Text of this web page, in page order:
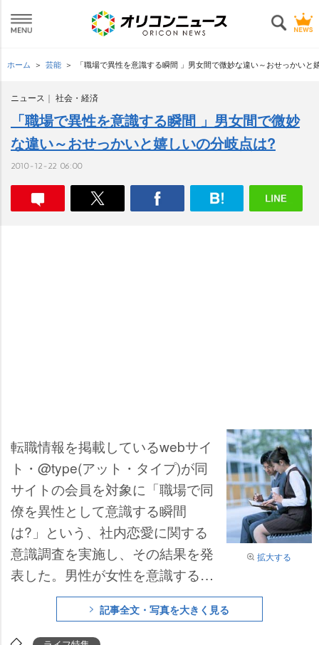
ホーム 芸能 「職場で異性を意識する瞬間 」男女間で微妙な違い～おせっかいと
ニュース 社会・経済
「職場で異性を意識する瞬間 」男女間で微妙
な違い～おせっかいと嬉しいの分岐点は?
2010-12-22 06:00
拡大する
転職情報を掲載しているwebサイ
ト・@type(アット・タイプ)が同
サイトの会員を対象に「職場で同
僚を異性として意識する瞬間
は?」という、社内恋愛に関する
意識調査を実施し、その結果を発
表した。男性が女性を意識する瞬
間の1位は【体調や疲れを心配し
てくれたとき】(39.8%)、これに
対し女性側の1位は【さりげなく
記事全文・写真を大きく見る